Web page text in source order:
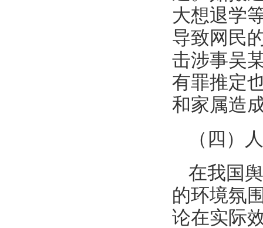
大想退学
导致网民
击涉事吴
有罪推定
和家属造
（四）
在我国
的环境氛
论在实际